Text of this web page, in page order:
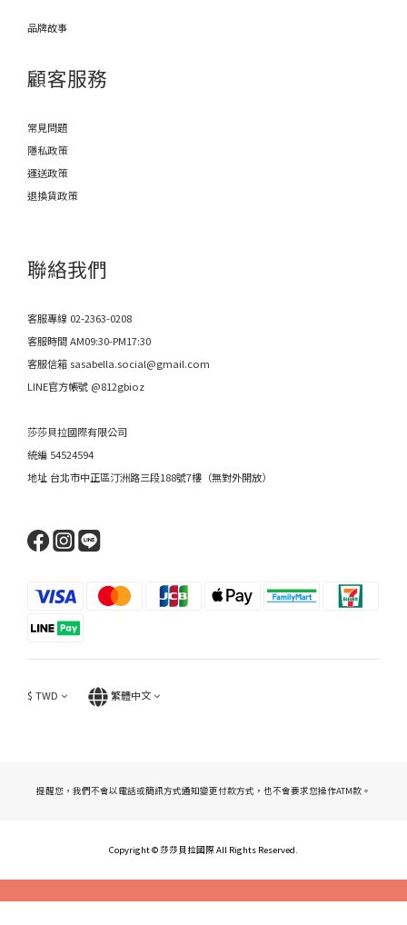
品牌故事
顧客服務
常見問題
隱私政策
運送政策
退換貨政策
聯絡我們
客服專線 02-2363-0208
客服時間 AM09:30-PM17:30
客服信箱 sasabella.social@gmail.com
LINE官方帳號 @812gbioz
莎莎貝拉國際有限公司
統編 54524594
地址 台北市中正區汀洲路三段188號7樓（無對外開放）
$ TWD 繁體中文
提醒您，我們不會以電話或簡訊方式通知變更付款方式，也不會要求您操作ATM款。
Copyright © 莎莎貝拉國際 All Rights Reserved.